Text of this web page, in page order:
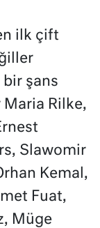
ilk çift
bir şans
Rilke,
Slawomir
Kemal,
Fuat,
Müge